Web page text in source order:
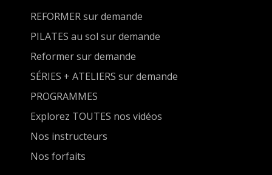
REFORMER sur demande
PILATES au sol sur demande
Reformer sur demande
SÉRIES + ATELIERS sur demande
PROGRAMMES
Explorez TOUTES nos vidéos
Nos instructeurs
Nos forfaits